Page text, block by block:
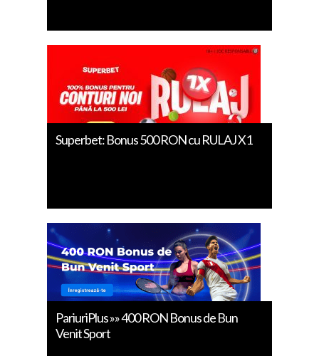
Superbet: Bonus 500 RON cu RULAJ X1
PariuriPlus »» 400 RON Bonus de Bun
Venit Sport